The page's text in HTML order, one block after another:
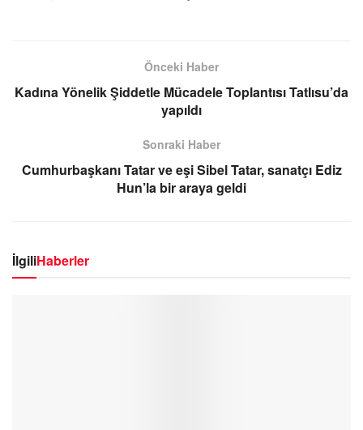
Önceki Haber
Kadına Yönelik Şiddetle Mücadele Toplantısı Tatlısu’da
yapıldı
Sonraki Haber
Cumhurbaşkanı Tatar ve eşi Sibel Tatar, sanatçı Ediz
Hun’la bir araya geldi
İlgiliHaberler